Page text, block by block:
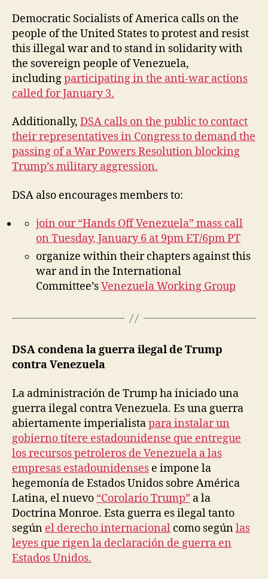
Democratic Socialists of America calls on the
people of the United States to protest and resist
this illegal war and to stand in solidarity with
the sovereign people of Venezuela,
includingparticipating in the anti-war actions
called for January 3.
Additionally, DSA calls on the public to contact
their representatives in Congress to demand the
passing of a War Powers Resolution blocking
Trump’s military aggression.
DSA also encourages members to:
join our “Hands Off Venezuela” mass call
on Tuesday, January 6 at 9pm ET/6pm PT
organize within their chapters against this
war and in the International
Committee’sVenezuela Working Group
DSA condena la guerra ilegal de Trump
contra Venezuela
La administración de Trump ha iniciado una
guerra ilegal contra Venezuela. Es una guerra
abiertamente imperialistapara instalar un
gobierno títere estadounidense que entregue
los recursos petroleros de Venezuela a las
empresas estadounidenses e impone la
hegemonía de Estados Unidos sobre América
Latina, el nuevo “Corolario Trump” a la
Doctrina Monroe. Esta guerra es ilegal tanto
según el derecho internacional como segúnlas
leyes que rigen la declaración de guerra en
Estados Unidos.